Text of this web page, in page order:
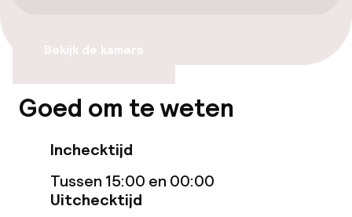
Voor toegankelijkheid
geoptimaliseerde kamers beschikbaar
Familiekamers beschikbaar
Bekijk de kamers
Goed om te weten
Inchecktijd
Tussen 15:00 en 00:00
Uitchecktijd